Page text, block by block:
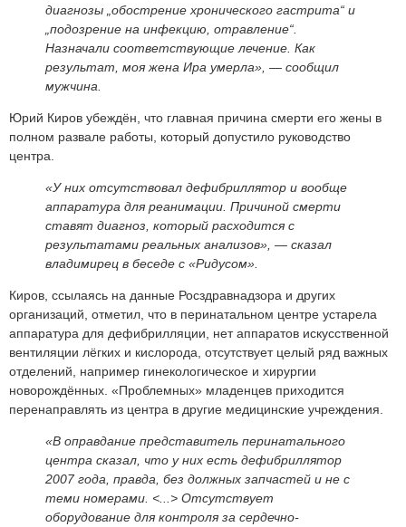
диагнозы „обострение хронического гастрита“ и
„подозрение на инфекцию, отравление“.
Назначали соответствующие лечение. Как
результат, моя жена Ира умерла», — сообщил
мужчина.
Юрий Киров убеждён, что главная причина смерти его жены в
полном развале работы, который допустило руководство
центра.
«У них отсутствовал дефибриллятор и вообще
аппаратура для реанимации. Причиной смерти
ставят диагноз, который расходится с
результатами реальных анализов», — сказал
владимирец в беседе с «Ридусом».
Киров, ссылаясь на данные Росздравнадзора и других
организаций, отметил, что в перинатальном центре устарела
аппаратура для дефибрилляции, нет аппаратов искусственной
вентиляции лёгких и кислорода, отсутствует целый ряд важных
отделений, например гинекологическое и хирургии
новорождённых. «Проблемных» младенцев приходится
перенаправлять из центра в другие медицинские учреждения.
«В оправдание представитель перинатального
центра сказал, что у них есть дефибриллятор
2007 года, правда, без должных запчастей и не с
теми номерами. <...> Отсутствует
оборудование для контроля за сердечно-